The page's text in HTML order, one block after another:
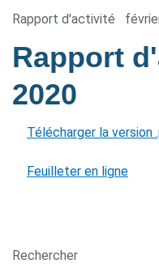
Rapport d'activité
Rapport
2020
Télécharger la version
Feuilleter en ligne
Rechercher